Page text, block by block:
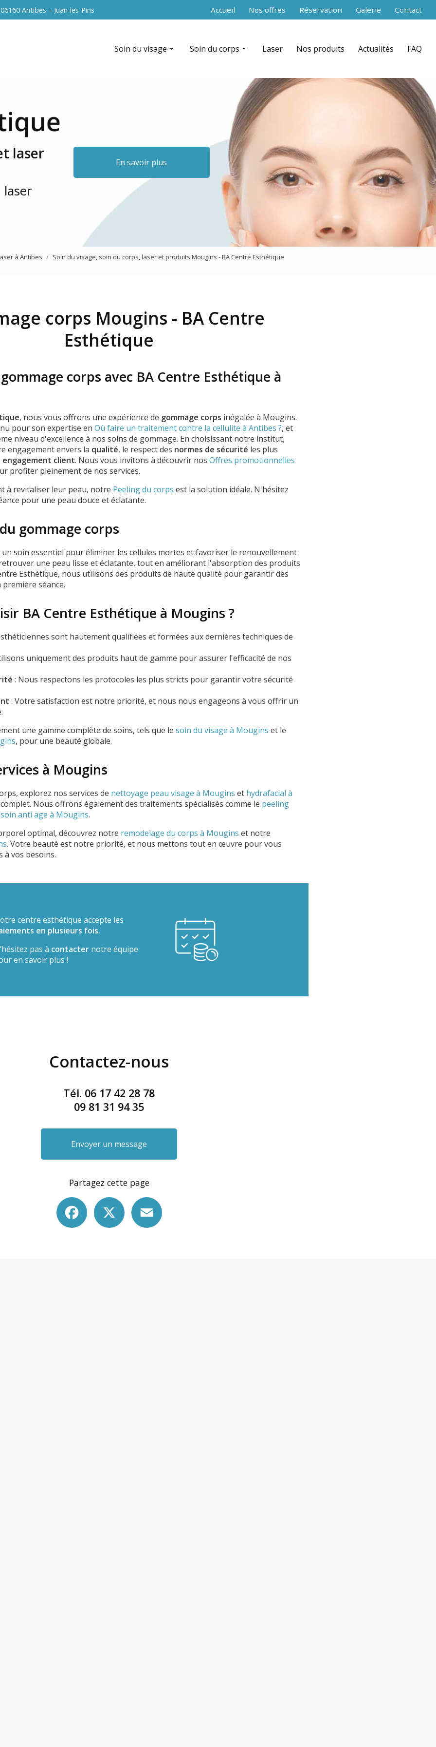
06160 Antibes – Juan-les-Pins Navigation secondaire
Accueil Nos offres Réservation Galerie Contact
Soin du visage
EndyMed intensif (radiofréquence aiguilles)
Radiofréquence du visage
La microdermabrasion
Mésothérapie virtuelle du visage
Traitement des yeux
Jet Peel
Soin du corps
EndyMed RF Shaper contouring par zone
La cavitation + infrarouge par zone
Radiofréquence par zone
Vacuum celludrain CelluDrain™ par zone
Peeling du corps
Laser Nos produits Actualités FAQ
laser
laser
En savoir plus
à Antibes
Soin du visage, soin du corps, laser et produits Mougins - BA Centre Esthétique
corps Mougins - BA Centre
Esthétique
corps avec BA Centre Esthétique à
, nous vous offrons une expérience de gommage corps inégalée à Mougins.
pour son expertise en Où faire un traitement contre la cellulite à Antibes ?, et
niveau d'excellence à nos soins de gommage. En choisissant notre institut,
engagement envers la qualité, le respect des normes de sécurité les plus
engagement client. Nous vous invitons à découvrir nos Offres promotionnelles
profiter pleinement de nos services.
à revitaliser leur peau, notre Peeling du corps est la solution idéale. N'hésitez
pour une peau douce et éclatante.
gommage corps
soin essentiel pour éliminer les cellules mortes et favoriser le renouvellement
une peau lisse et éclatante, tout en améliorant l'absorption des produits
Esthétique, nous utilisons des produits de haute qualité pour garantir des
séance.
BA Centre Esthétique à Mougins ?
sont hautement qualifiées et formées aux dernières techniques de
uniquement des produits haut de gamme pour assurer l'efficacité de nos
: Nous respectons les protocoles les plus stricts pour garantir votre sécurité
: Votre satisfaction est notre priorité, et nous nous engageons à vous offrir un
une gamme complète de soins, tels que le soin du visage à Mougins et le
, pour une beauté globale.
à Mougins
explorez nos services de nettoyage peau visage à Mougins et hydrafacial à
Nous offrons également des traitements spécialisés comme le peeling
soin anti age à Mougins.
optimal, découvrez notre remodelage du corps à Mougins et notre
. Votre beauté est notre priorité, et nous mettons tout en œuvre pour vous
à vos besoins.
centre esthétique accepte les
en plusieurs fois.
pas à contacter notre équipe
en savoir plus !
Contactez-nous
Tél. 06 17 42 28 78
09 81 31 94 35
Envoyer un message
Partagez cette page
Facebook